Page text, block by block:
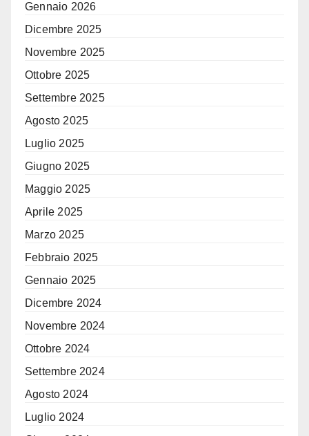
Gennaio 2026
Dicembre 2025
Novembre 2025
Ottobre 2025
Settembre 2025
Agosto 2025
Luglio 2025
Giugno 2025
Maggio 2025
Aprile 2025
Marzo 2025
Febbraio 2025
Gennaio 2025
Dicembre 2024
Novembre 2024
Ottobre 2024
Settembre 2024
Agosto 2024
Luglio 2024